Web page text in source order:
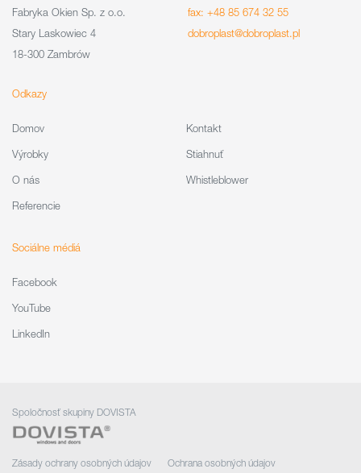
Fabryka Okien Sp. z o.o.
Stary Laskowiec 4
18-300 Zambrów
fax: +48 85 674 32 55
dobroplast@dobroplast.pl
Odkazy
Domov
Výrobky
O nás
Referencie
Kontakt
Stiahnuť
Whistleblower
Sociálne médiá
Facebook
YouTube
LinkedIn
Spoločnosť skupiny DOVISTA
Zásady ochrany osobných údajov Ochrana osobných údajov